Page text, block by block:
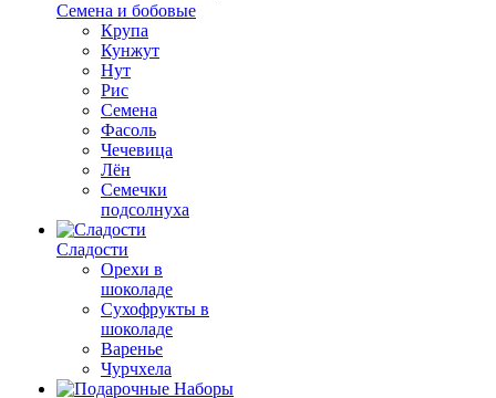
Семена и бобовые
Крупа
Кунжут
Нут
Рис
Семена
Фасоль
Чечевица
Лён
Семечки
подсолнуха
Сладости
Орехи в
шоколаде
Сухофрукты в
шоколаде
Варенье
Чурчхела